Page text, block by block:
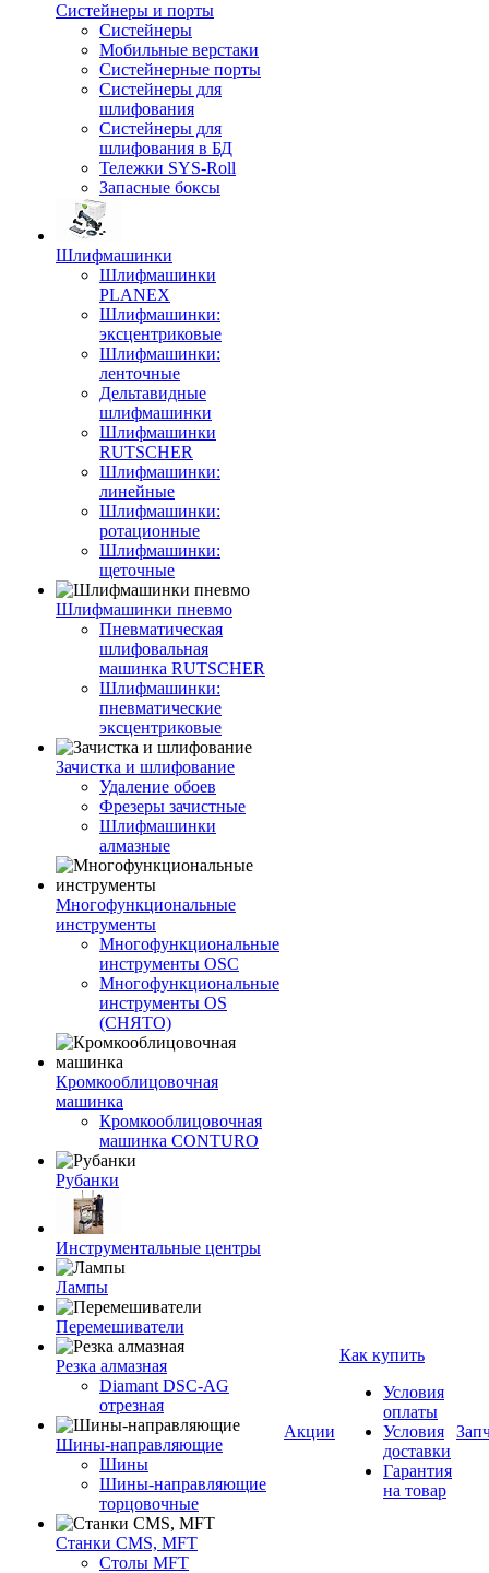
Систейнеры и порты
Систейнеры
Мобильные верстаки
Систейнерные порты
Систейнеры для
шлифования
Систейнеры для
шлифования в БД
Тележки SYS-Roll
Запасные боксы
Шлифмашинки
Шлифмашинки
PLANEX
Шлифмашинки:
эксцентриковые
Шлифмашинки:
ленточные
Дельтавидные
шлифмашинки
Шлифмашинки
RUTSCHER
Шлифмашинки:
линейные
Шлифмашинки:
ротационные
Шлифмашинки:
щеточные
Шлифмашинки пневмо
Пневматическая
шлифовальная
машинка RUTSCHER
Шлифмашинки:
пневматические
эксцентриковые
Зачистка и шлифование
Удаление обоев
Фрезеры зачистные
Шлифмашинки
алмазные
Многофункциональные
инструменты
Многофункциональные
инструменты OSC
Многофункциональные
инструменты OS
(СНЯТО)
Кромкооблицовочная
машинка
Кромкооблицовочная
машинка CONTURO
Рубанки
Инструментальные центры
Лампы
Перемешиватели
Резка алмазная
Diamant DSC-AG
отрезная
Шины-направляющие
Шины
Шины-направляющие
торцовочные
Станки CMS, MFT
Столы MFT
Акции
Как купить
Условия
оплаты
Условия
доставки
Гарантия
на товар